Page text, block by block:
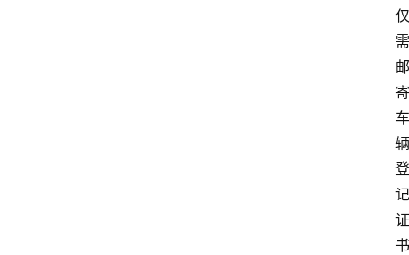
仅
需
邮
寄
车
辆
登
记
证
书